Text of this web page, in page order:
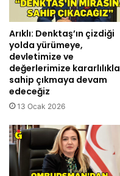
Arıklı: Denktaş’ın çizdiği
yolda yürümeye,
devletimize ve
değerlerimize kararlılıkla
sahip çıkmaya devam
edeceğiz
13 Ocak 2026